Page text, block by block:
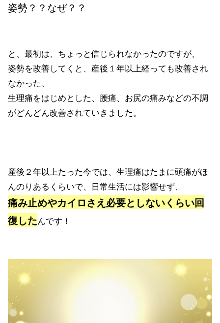
姿勢？？なぜ？？
と、最初は、ちょっと信じられなかったのですが、
姿勢を改善してくと、産後１年以上経っても改善され
なかった、
生理痛をはじめとした、腰痛、お尻の痛みなどの不調
がどんどん改善されていきました。
産後２年以上たった今では、生理痛はたまに頭痛がほ
んのりあるくらいで、日常生活には影響せず、
痛み止めやカイロさえ必要としないくらい回
復したんです！